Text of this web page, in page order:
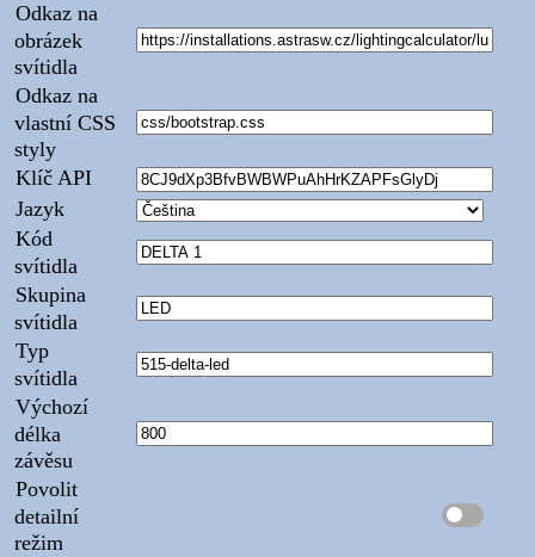
Odkaz na
obrázek
svítidla
Odkaz na
vlastní CSS
styly
Klíč API
Jazyk
Kód
svítidla
Skupina
svítidla
Typ
svítidla
Výchozí
délka
závěsu
Povolit
detailní
režim